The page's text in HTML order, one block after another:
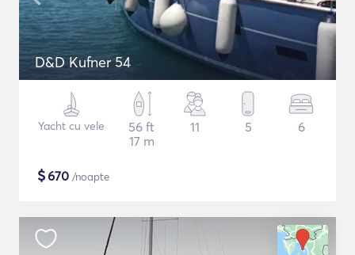
D&D Kufner 54
Yacht cu vele
56 ft
17 m
11 5 6
$670 /noapte